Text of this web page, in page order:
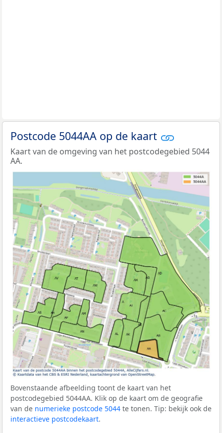
Postcode 5044AA op de kaart
Kaart van de omgeving van het postcodegebied 5044
AA.
Bovenstaande afbeelding toont de kaart van het
postcodegebied 5044AA. Klik op de kaart om de geografie
van de numerieke postcode 5044 te tonen. Tip: bekijk ook de
interactieve postcodekaart.